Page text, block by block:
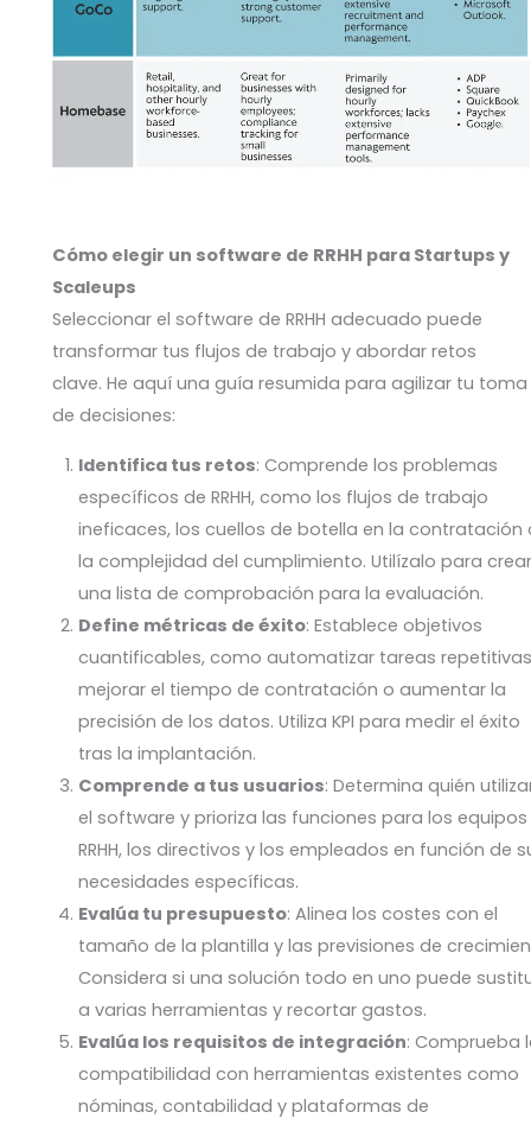
Cómo elegir un software de RRHH para Startups y
Scaleups
Seleccionar el software de RRHH adecuado puede
transformar tus flujos de trabajo y abordar retos
clave. He aquí una guía resumida para agilizar tu toma
de decisiones:
Identifica tus retos: Comprende los problemas
específicos de RRHH, como los flujos de trabajo
ineficaces, los cuellos de botella en la contratación
la complejidad del cumplimiento. Utilízalo para
una lista de comprobación para la evaluación.
Define métricas de éxito: Establece objetivos
cuantificables, como automatizar tareas
mejorar el tiempo de contratación o aumentar la
precisión de los datos. Utiliza KPI para medir el éxito
tras la implantación.
Comprende a tus usuarios: Determina quién
el software y prioriza las funciones para los
RRHH, los directivos y los empleados en función de
necesidades específicas.
Evalúa tu presupuesto: Alinea los costes con el
tamaño de la plantilla y las previsiones de
Considera si una solución todo en uno puede
a varias herramientas y recortar gastos.
Evalúa los requisitos de integración: Comprueba
compatibilidad con herramientas existentes como
nóminas, contabilidad y plataformas de